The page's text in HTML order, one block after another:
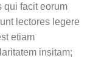
qui facit eorum
lectores legere
etiam
insitam;